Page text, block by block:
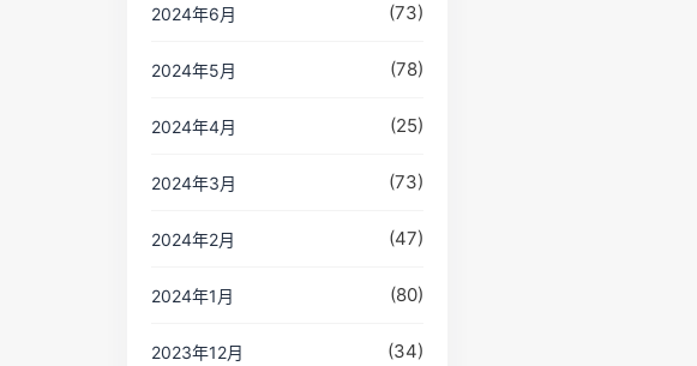
2024年6月 (73)
2024年5月 (78)
2024年4月 (25)
2024年3月 (73)
2024年2月 (47)
2024年1月 (80)
2023年12月 (34)